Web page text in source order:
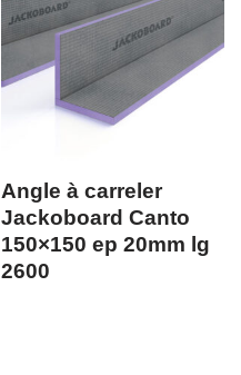
Angle à carreler
Jackoboard Canto
150×150 ep 20mm lg
2600